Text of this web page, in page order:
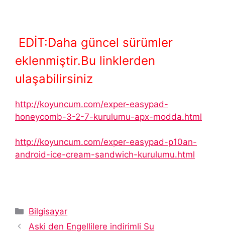
EDİT:Daha güncel sürümler
eklenmiştir.Bu linklerden
ulaşabilirsiniz
http://koyuncum.com/exper-easypad-
honeycomb-3-2-7-kurulumu-apx-modda.html
http://koyuncum.com/exper-easypad-p10an-
android-ice-cream-sandwich-kurulumu.html
Kategoriler
Bilgisayar
Aski den Engellilere indirimli Su